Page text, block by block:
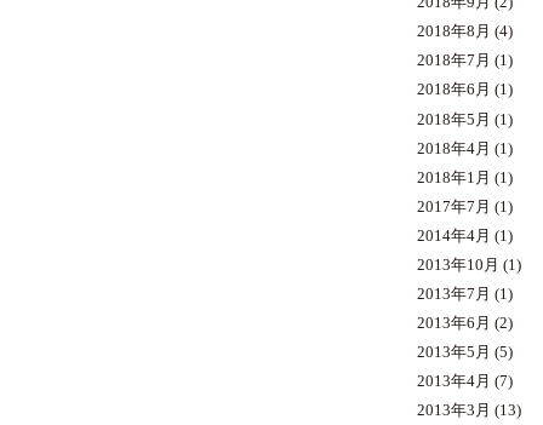
2018年8月 (4)
2018年7月 (1)
2018年6月 (1)
2018年5月 (1)
2018年4月 (1)
2018年1月 (1)
2017年7月 (1)
2014年4月 (1)
2013年10月 (1)
2013年7月 (1)
2013年6月 (2)
2013年5月 (5)
2013年4月 (7)
2013年3月 (13)